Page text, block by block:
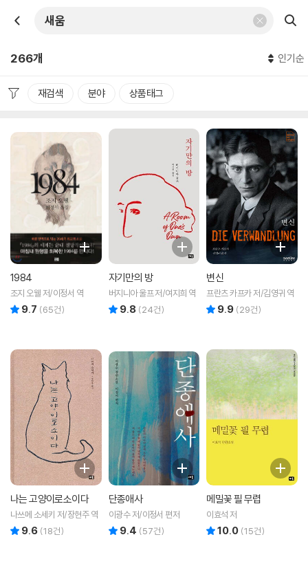
266개 인기순
재검색 분야 상품태그
1984
조지 오웰 저/이정서 역
9.7 (65건)
자기만의 방
버지니아 울프 저/여지희 역
9.8 (24건)
변신
프란츠 카프카 저/김영귀 역
9.9 (29건)
나는 고양이로소이다
나쓰메 소세키 저/장현주 역
9.6 (18건)
단종애사
이광수 저/이정서 편저
9.4 (57건)
메밀꽃 필 무렵
이효석 저
10.0 (15건)